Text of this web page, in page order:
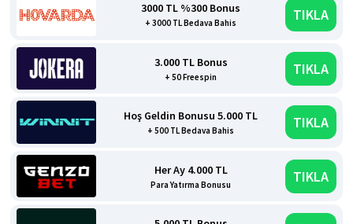
3000 TL %300 Bonus
+ 3000 TL Bedava Bahis TIKLA
3.000 TL Bonus
+ 50 Freespin TIKLA
Hoş Geldin Bonusu 5.000 TL
+ 500 TL Bedava Bahis TIKLA
Her Ay 4.000 TL
Para Yatırma Bonusu TIKLA